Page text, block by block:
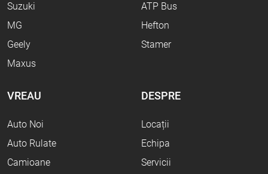
Suzuki
MG
Geely
Maxus
ATP Bus
Hefton
Stamer
VREAU
Auto Noi
Auto Rulate
Camioane
DESPRE
Locații
Echipa
Servicii